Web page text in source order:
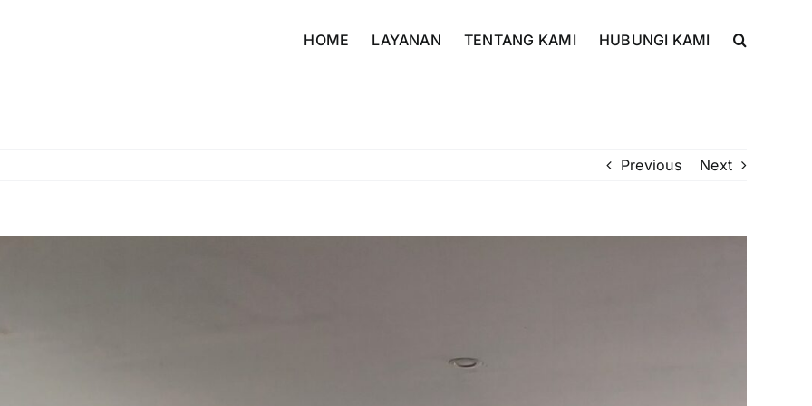
HOME LAYANAN TENTANG KAMI HUBUNGI KAMI
Previous Next